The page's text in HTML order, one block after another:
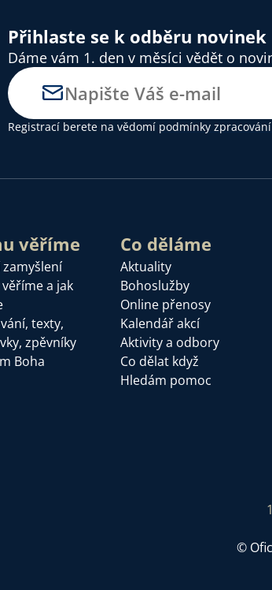
Přihlaste se k odběru novinek
Dáme vám 1. den v měsíci vědět o
Registrací berete na vědomí podmínky
věříme
a jak
texty,
zpěvníky
Boha
Co děláme
Aktuality
Bohoslužby
Online přenosy
Kalendář akcí
Aktivity a odbory
Co dělat když
Hledám pomoc
©